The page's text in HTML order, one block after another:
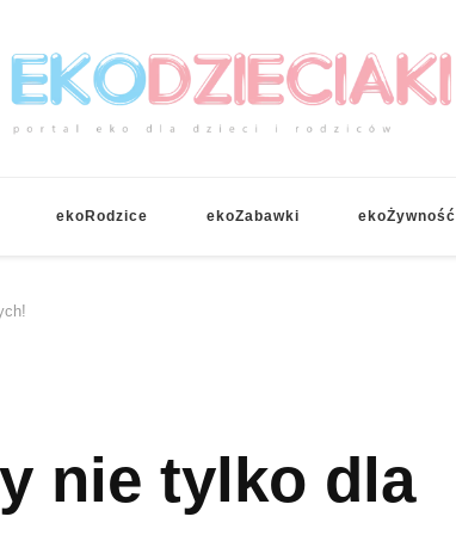
ekoRodzice ekoZabawki ekoŻywność
nie tylko dla